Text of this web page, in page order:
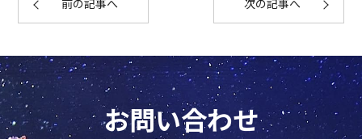
前の記事へ 次の記事へ
お問い合わせ